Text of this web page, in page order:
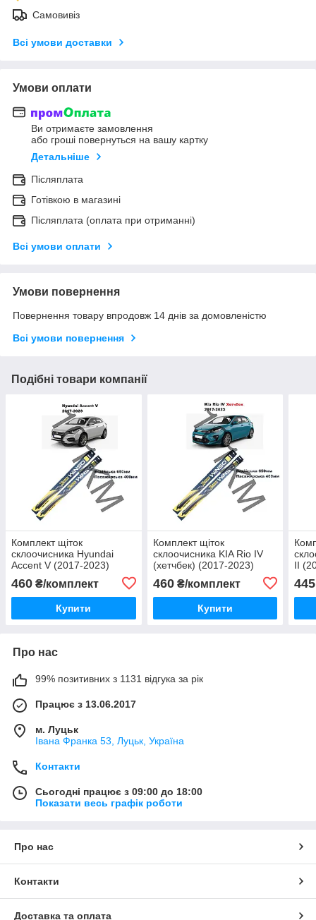
Самовивіз
Всі умови доставки
Умови оплати
Ви отримаєте замовлення
або гроші повернуться на вашу картку
Детальніше
Післяплата
Готівкою в магазині
Післяплата (оплата при отриманні)
Всі умови оплати
Умови повернення
Повернення товару впродовж 14 днів за домовленістю
Всі умови повернення
Подібні товари компанії
Комплект щіток
склоочисника Hyundai
Accent V (2017-2023)
460 ₴/комплект
Купити
Комплект щіток
склоочисника KIA Rio IV
(хетчбек) (2017-2023)
460₴/комплект
Купити
II
445
Про нас
99% позитивних з 1131 відгука за рік
Працює з 13.06.2017
м. Луцьк
Івана Франка 53, Луцьк, Україна
Контакти
Сьогодні працює з 09:00 до 18:00
Показати весь графік роботи
Про нас
Контакти
Доставка та оплата